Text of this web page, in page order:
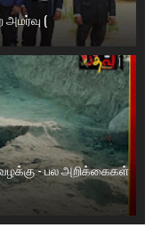
(
- பல அறிக்கைகள்